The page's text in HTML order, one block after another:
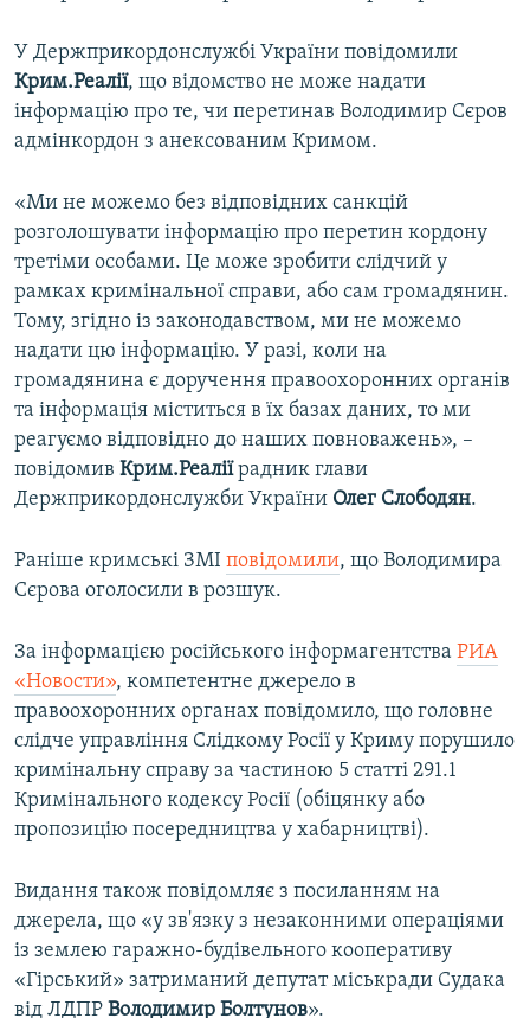
У Держприкордонслужбі України повідомили
Крим.Реалії, що відомство не може надати
інформацію про те, чи перетинав Володимир Сєров
адмінкордон з анексованим Кримом.
«Ми не можемо без відповідних санкцій
розголошувати інформацію про перетин кордону
третіми особами. Це може зробити слідчий у
рамках кримінальної справи, або сам громадянин.
Тому, згідно із законодавством, ми не можемо
надати цю інформацію. У разі, коли на
громадянина є доручення правоохоронних органів
та інформація міститься в їх базах даних, то ми
реагуємо відповідно до наших повноважень», –
повідомив Крим.Реаліїрадник глави
Держприкордонслужби України Олег Слободян.
Раніше кримські ЗМІ повідомили, що Володимира
Сєрова оголосили в розшук.
За інформацією російського інформагентства РИА
«Новости», компетентне джерело в
правоохоронних органах повідомило, що головне
слідче управління Слідкому Росії у Криму порушило
кримінальну справу за частиною 5 статті 291.1
Кримінального кодексу Росії (обіцянку або
пропозицію посередництва у хабарництві).
Видання також повідомляє з посиланням на
джерела, що «у зв'язку з незаконними операціями
із землею гаражно-будівельного кооперативу
«Гірський» затриманий депутат міськради Судака
від ЛДПР Володимир Болтунов».